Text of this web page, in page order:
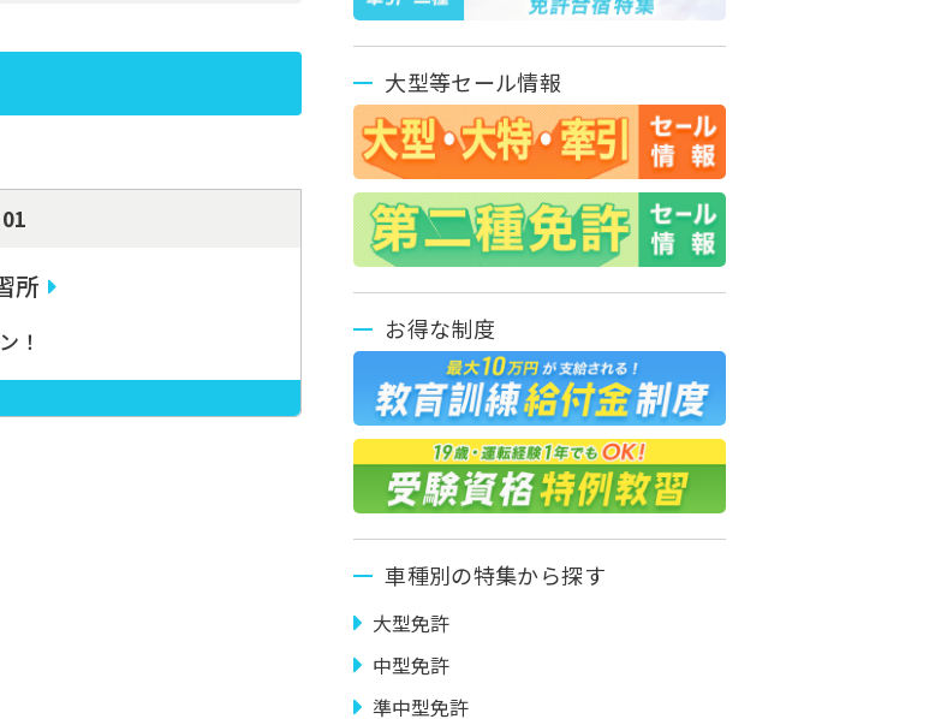
所
！
大型等セール情報
お得な制度
車種別の特集から探す
大型免許
中型免許
準中型免許